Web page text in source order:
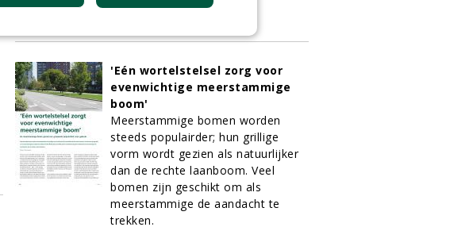
hoog.
'Eén wortelstelsel zorg voor
evenwichtige meerstammige
boom'
Meerstammige bomen worden
steeds populairder; hun grillige
vorm wordt gezien als natuurlijker
dan de rechte laanboom. Veel
bomen zijn geschikt om als
meerstammige de aandacht te
trekken.